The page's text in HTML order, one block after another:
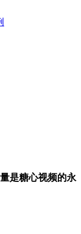
量是糖心视频的永